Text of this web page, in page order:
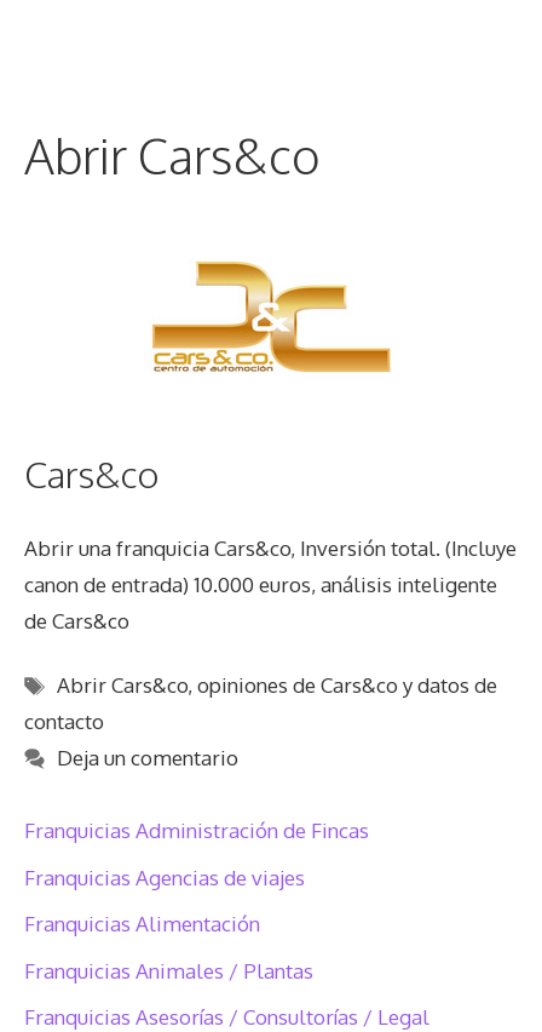
Abrir Cars&co
Cars&co
Abrir una franquicia Cars&co, Inversión total. (Incluye
canon de entrada) 10.000 euros, análisis inteligente
de Cars&co
Etiquetas
Abrir Cars&co,opiniones de Cars&co y datos de
contacto
Deja un comentario
Franquicias Administración de Fincas
Franquicias Agencias de viajes
Franquicias Alimentación
Franquicias Animales / Plantas
Franquicias Asesorías / Consultorías / Legal